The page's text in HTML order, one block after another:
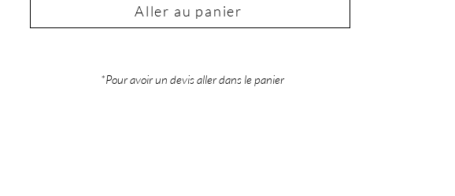
Aller au panier
*Pour avoir un devis aller dans le panier